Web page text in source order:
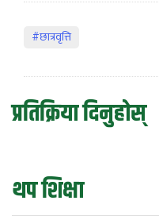
#छात्रवृत्ति
प्रतिक्रिया दिनुहोस्
थप शिक्षा